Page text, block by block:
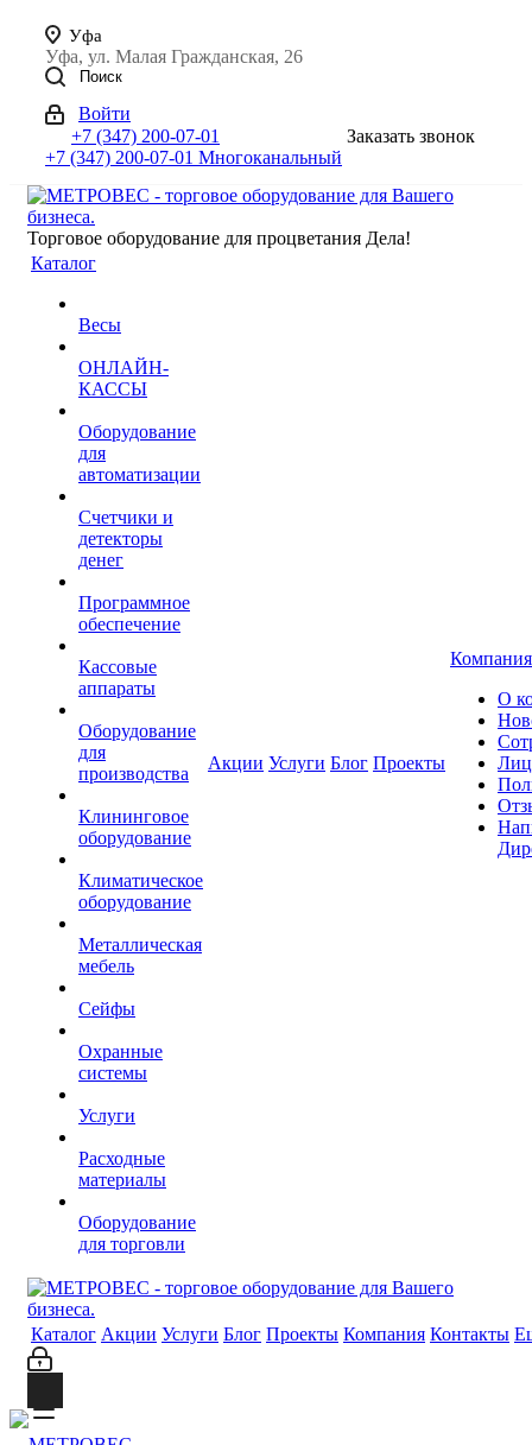
Уфа
Уфа, ул. Малая Гражданская, 26
Поиск
Войти
+7 (347) 200-07-01
+7 (347) 200-07-01 Многоканальный
Заказать звонок
Торговое оборудование для процветания Дела!
Каталог
Весы
ОНЛАЙН-
КАССЫ
Оборудование
для
автоматизации
Счетчики и
детекторы
денег
Программное
обеспечение
Кассовые
аппараты
Оборудование
для
производства
Клининговое
оборудование
Климатическое
оборудование
Металлическая
мебель
Сейфы
Охранные
системы
Услуги
Расходные
материалы
Оборудование
для торговли
Акции Услуги Блог Проекты
Компания
О
Каталог Акции Услуги Блог Проекты Компания Контакты